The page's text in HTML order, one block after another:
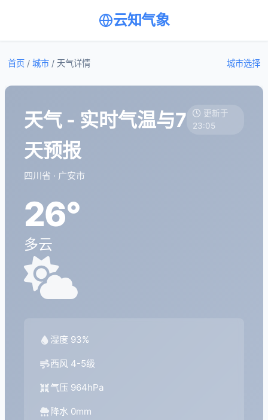
云知气象
城市选择
首页 / 城市 / 天气详情
天气 - 实时气温与7
天预报
四川省 · 广安市
更新于
23:05
26°
多云
湿度 93%
西风 4-5级
气压 964hPa
降水 0mm